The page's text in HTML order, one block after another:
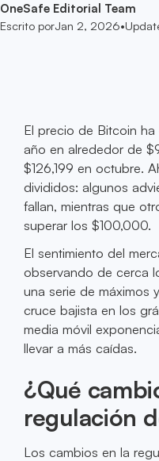
OneSafe Editorial Team
Escrito porJan 2, 2026•
El precio de Bitcoin
año en alrededor de
$126,199 en octubre.
divididos: algunos
fallan, mientras que
superar los $100,000.
El sentimiento del
observando de cerca
una serie de máximos
cruce bajista en los
media móvil
llevar a más caídas.
¿Qué
regulación
Los cambios en la